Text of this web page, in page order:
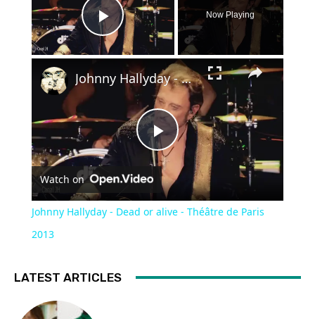
Play Video
Now Playing
Play
Video
Johnny Hallyday - Dead or alive - Théâtre de Paris 2013
Watch on
Johnny Hallyday - Dead or alive - Théâtre de Paris
2013
LATEST ARTICLES